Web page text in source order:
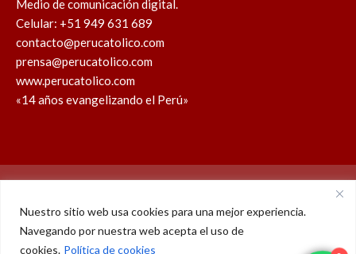
Nuestro sitio web usa cookies para una mejor experiencia.
Navegando por nuestra web acepta el uso de
cookies. Política de cookies
Medio de comunicación digital.
Celular: +51 949 631 689
contacto@perucatolico.com
prensa@perucatolico.com
www.perucatolico.com
«14 años evangelizando el Perú»
WhatsAppFacebookYoutubeInstagram
X